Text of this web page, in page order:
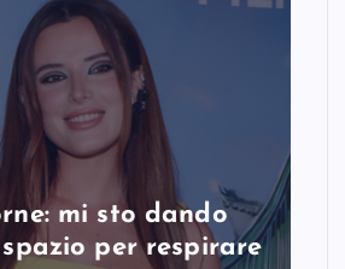
mi sto dando
per respirare